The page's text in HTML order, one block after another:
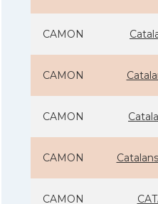
CAMON
CAMON
CAMON
CAMON
CAMON